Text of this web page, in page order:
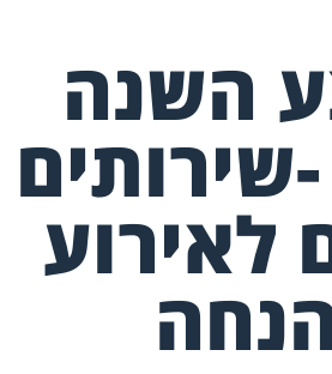
השנה
2026 -שירותים
לאירוע